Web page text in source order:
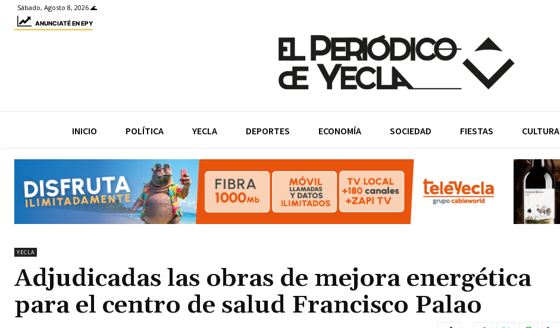
Sábado, Agosto 8, 2026 🌊
ANUNCIATÉ EN EPY
INICIO POLÍTICA YECLA DEPORTES ECONOMÍA SOCIEDAD FIESTAS CULTURA
YECLA
Adjudicadas las obras de mejora energética
para el centro de salud Francisco Palao